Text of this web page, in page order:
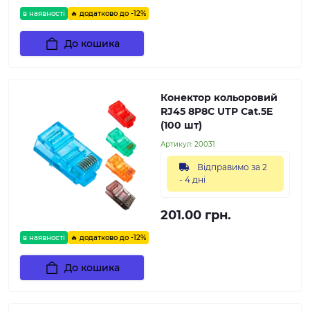
в наявності 🔥 додатково до -12%
До кошика
в наявності 🔥 додатково до -12%
Конектор кольоровий
RJ45 8P8C UTP Cat.5E
(100 шт)
Артикул: 20031
Відправимо за 2
- 4 дні
201.00 грн.
До кошика